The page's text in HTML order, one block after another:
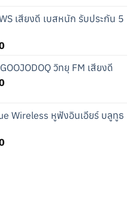
฿140.00.
เสียงดี เบสหนัก รับประกัน 5
Current
is:
฿119.00.
วิทยุ FM เสียงดี
Current
฿176.00.
Wireless หูฟังอินเอียร์ บลูทูธ
Current